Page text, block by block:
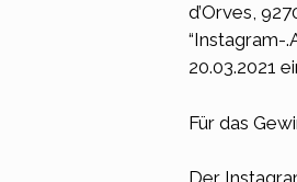
d’Orves,
“Instagram-
20.03.2021
Für das
Der